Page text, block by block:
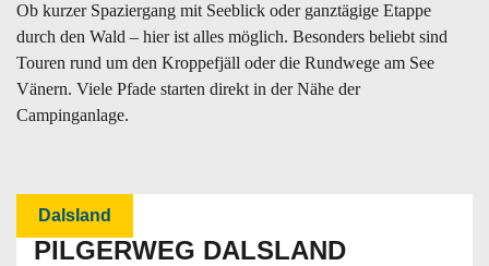
Ob kurzer Spaziergang mit Seeblick oder ganztägige Etappe
durch den Wald – hier ist alles möglich. Besonders beliebt sind
Touren rund um den Kroppefjäll oder die Rundwege am See
Vänern. Viele Pfade starten direkt in der Nähe der
Campinganlage.
Dalsland
PILGERWEG DALSLAND